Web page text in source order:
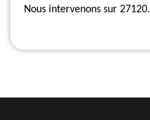
Nous intervenons sur 27120.